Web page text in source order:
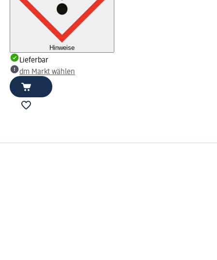
Hinweise
Lieferbar
dm Markt wählen